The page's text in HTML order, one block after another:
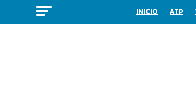
INICIO ATP